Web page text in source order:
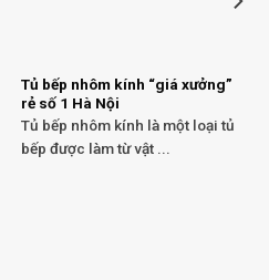
Tủ bếp nhôm kính “giá xưởng”
rẻ số 1 Hà Nội
Tủ bếp nhôm kính là một loại tủ
bếp được làm từ vật ...